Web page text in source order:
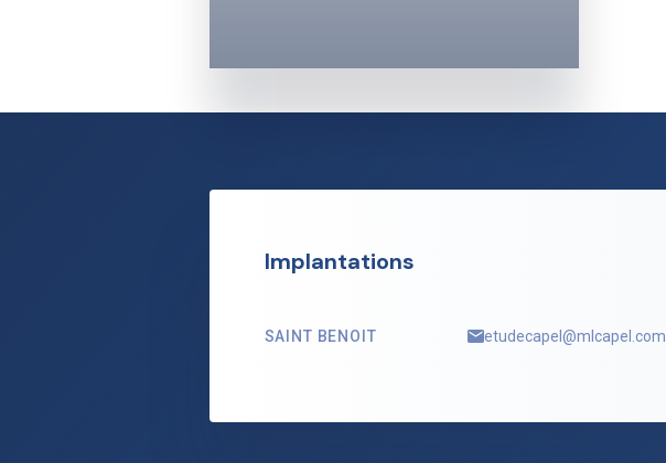
Implantations
SAINT BENOIT etudecapel@mlcapel.com